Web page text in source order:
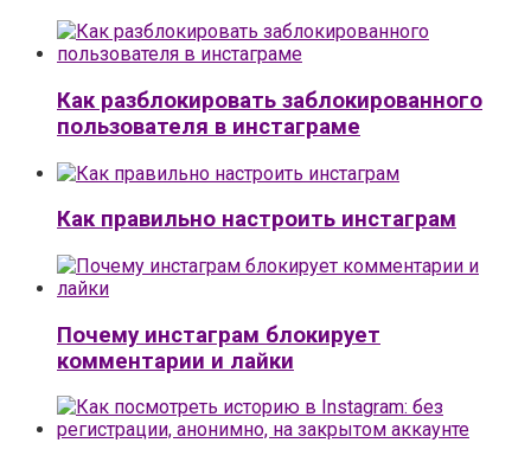
Как разблокировать заблокированного
пользователя в инстаграме
Как правильно настроить инстаграм
Почему инстаграм блокирует
комментарии и лайки